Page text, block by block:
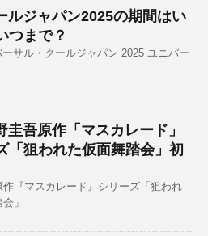
ルジャパン2025の期間はい
つまで？
サル・クールジャパン 2025 ユニバー
圭吾原作「マスカレード」
「狙われた仮面舞踏会」初
作『マスカレード』シリーズ「狙われ
」